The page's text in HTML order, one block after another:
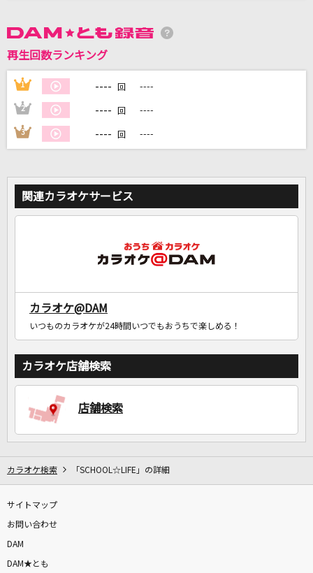
再生回数ランキング
1 ---- 回 ----
2 ---- 回 ----
3 ---- 回 ----
関連カラオケサービス
カラオケ@DAM
いつものカラオケが24時間いつでもおうちで楽しめる！
カラオケ店舗検索
店舗検索
カラオケ検索 「SCHOOL☆LIFE」の詳細
サイトマップ
お問い合わせ
DAM
DAM★とも